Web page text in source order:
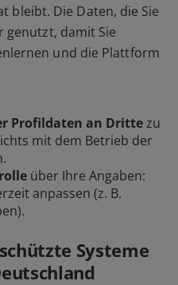
bleibt. Die Daten, die Sie
genutzt, damit Sie
und die Plattform
Profildaten an Drittezu
mit dem Betrieb der
über Ihre Angaben:
anpassen (z. B.
Systeme